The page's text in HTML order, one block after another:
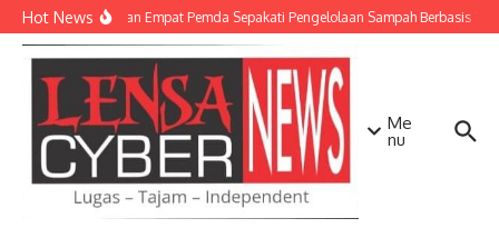
Lewati ke konten
Hot NewsTNI AD dan Empat Pemda Sepakati Pengelolaan Sampah Berbasis
Me
nu